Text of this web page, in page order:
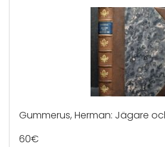
Gummerus, Herman: Jägare
60€